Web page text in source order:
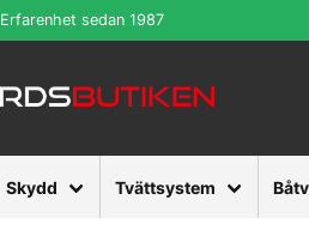
Erfarenhet sedan 1987
Skydd Tvättsystem